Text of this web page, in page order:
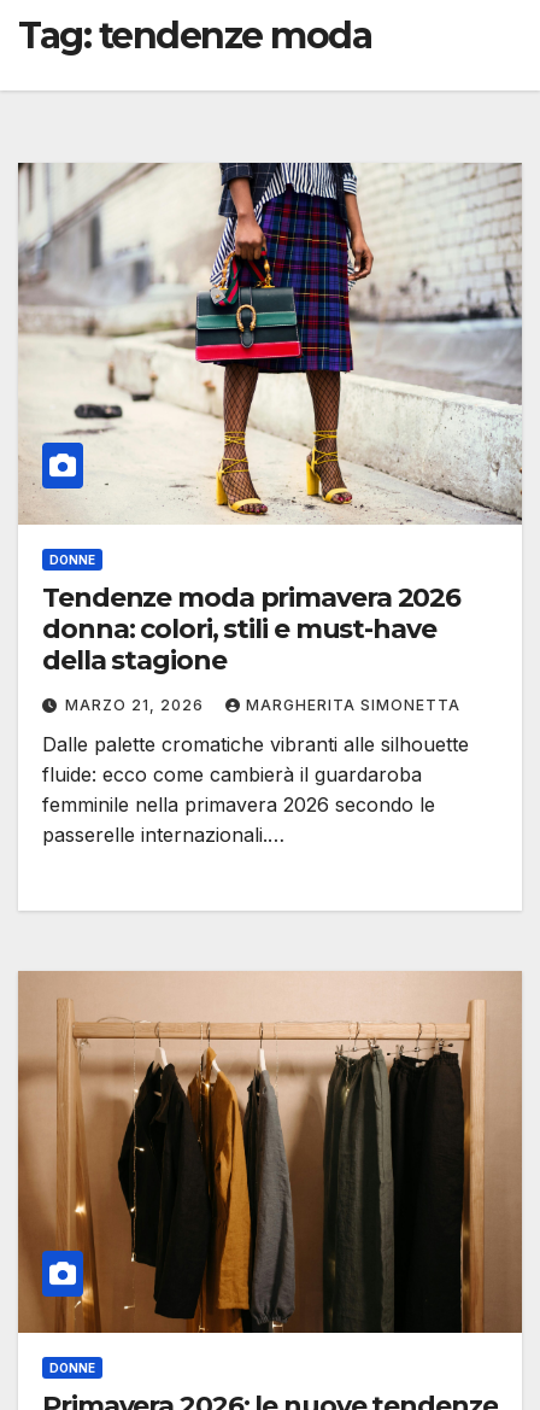
Tag:tendenze moda
DONNE
Tendenze moda primavera 2026
donna: colori, stili e must-have
della stagione
MARZO 21, 2026 MARGHERITA SIMONETTA
Dalle palette cromatiche vibranti alle silhouette
fluide: ecco come cambierà il guardaroba
femminile nella primavera 2026 secondo le
passerelle internazionali.…
DONNE